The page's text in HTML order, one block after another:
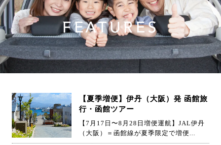
FEATURES
【夏季増便】伊丹（大阪）発 函館旅
行・函館ツアー
【7月17日〜8月28日増便運航】JAL伊丹
（大阪）＝函館線が夏季限定で増便...